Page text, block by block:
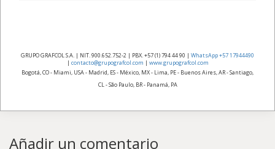
GRUPO GRAFCOL S.A. | NIT. 900.652.752-2 | PBX. +57 (1) 794 44 90 | WhatsApp +57 17944490
| contacto@grupografcol.com | www.grupografcol.com
Bogotá, CO - Miami, USA - Madrid, ES - México, MX - Lima, PE - Buenos Aires, AR - Santiago,
CL - São Paulo, BR - Panamá, PA
Añadir un comentario